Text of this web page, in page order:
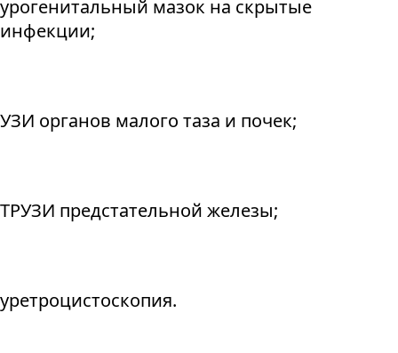
урогенитальный мазок на скрытые
инфекции;
УЗИ органов малого таза и почек;
ТРУЗИ предстательной железы;
уретроцистоскопия.